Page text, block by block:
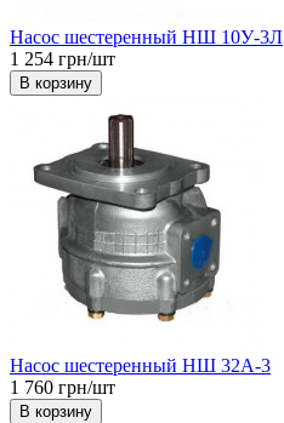
Насос шестеренный НШ 10У-3Л
1 254 грн/шт
В корзину
Насос шестеренный НШ 32А-3
1 760 грн/шт
В корзину